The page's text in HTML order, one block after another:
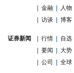
金融 人物
访谈 博客
证券新闻 行情 自选
要闻 大势
公司 全球